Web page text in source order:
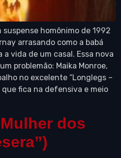
homônimo de 1992
arrasando como a babá
vida de um casal. Essa nova
problemão: Maika Monroe,
no excelente “Longlegs –
que fica na defensiva e meio
dos